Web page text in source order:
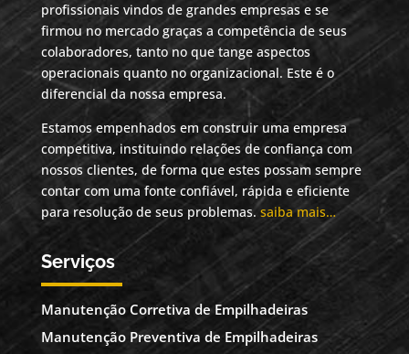
profissionais vindos de grandes empresas e se
firmou no mercado graças a competência de seus
colaboradores, tanto no que tange aspectos
operacionais quanto no organizacional. Este é o
diferencial da nossa empresa.
Estamos empenhados em construir uma empresa
competitiva, instituindo relações de confiança com
nossos clientes, de forma que estes possam sempre
contar com uma fonte confiável, rápida e eficiente
para resolução de seus problemas.saiba mais…
Serviços
Manutenção Corretiva de Empilhadeiras
Manutenção Preventiva de Empilhadeiras